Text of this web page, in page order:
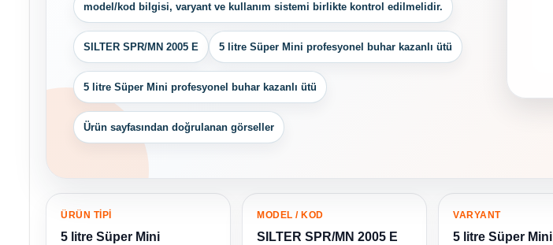
model/kod bilgisi, varyant ve kullanım sistemi birlikte kontrol edilmelidir.
SILTER SPR/MN 2005 E 5 litre Süper Mini profesyonel buhar kazanlı ütü
5 litre Süper Mini profesyonel buhar kazanlı ütü
Ürün sayfasından doğrulanan görseller
ÜRÜN TİPİ
5 litre Süper Mini
MODEL / KOD
SILTER SPR/MN 2005 E
VARYANT
5 litre Süper Mini